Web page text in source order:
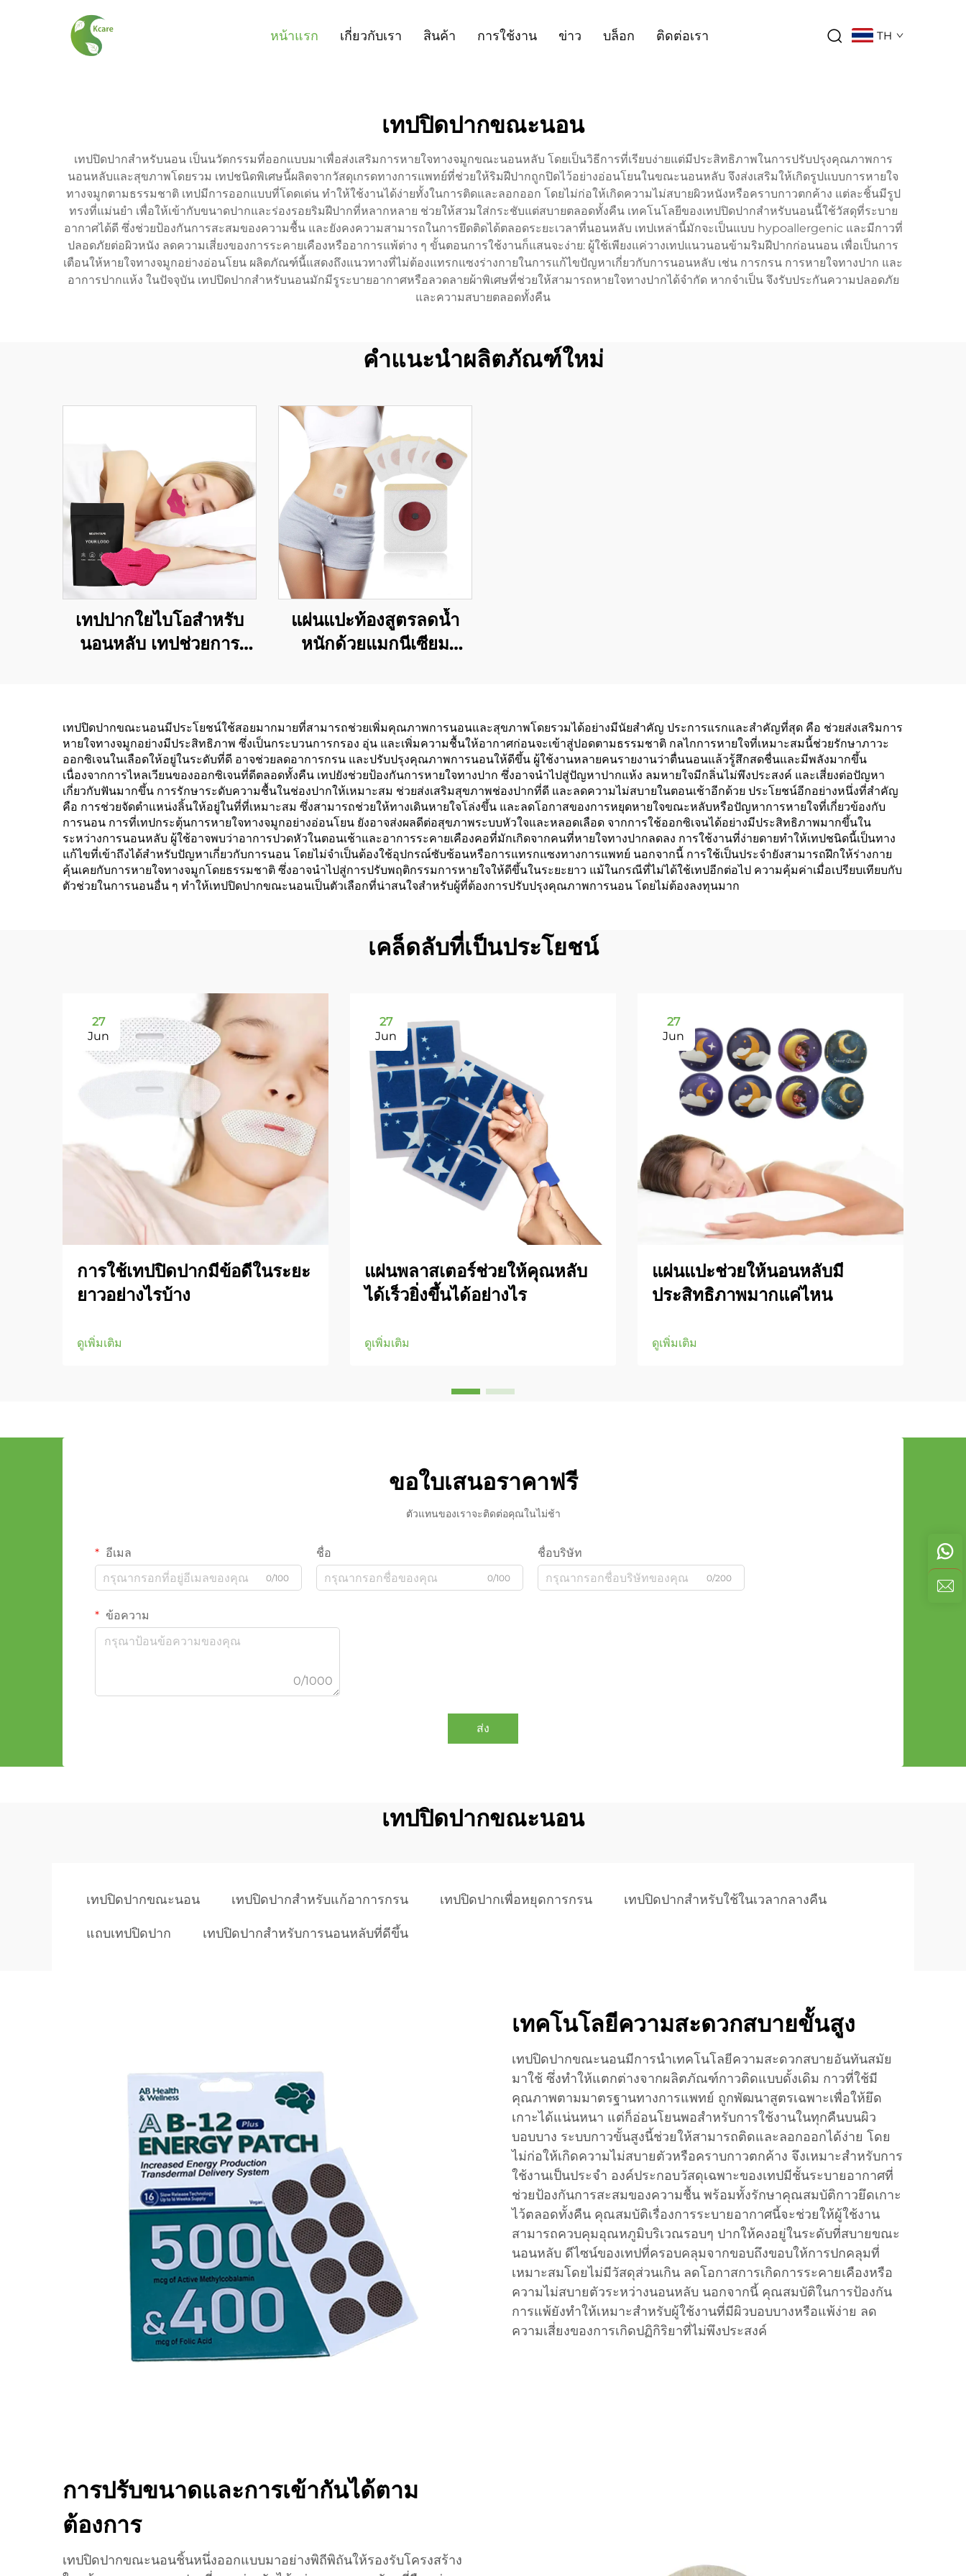
หน้าแรก เกี่ยวกับเรา สินค้า การใช้งาน ข่าว บล็อก ติดต่อเรา TH
เทปปิดปากขณะนอน
เทปปิดปากสำหรับนอน เป็นนวัตกรรมที่ออกแบบมาเพื่อส่งเสริมการหายใจทางจมูกขณะนอนหลับ โดยเป็นวิธีการที่เรียบง่ายแต่มีประสิทธิภาพในการปรับปรุงคุณภาพการ
นอนหลับและสุขภาพโดยรวม เทปชนิดพิเศษนี้ผลิตจากวัสดุเกรดทางการแพทย์ที่ช่วยให้ริมฝีปากถูกปิดไว้อย่างอ่อนโยนในขณะนอนหลับ จึงส่งเสริมให้เกิดรูปแบบการหายใจ
ทางจมูกตามธรรมชาติ เทปมีการออกแบบที่โดดเด่น ทำให้ใช้งานได้ง่ายทั้งในการติดและลอกออก โดยไม่ก่อให้เกิดความไม่สบายผิวหนังหรือคราบกาวตกค้าง แต่ละชิ้นมีรูป
ทรงที่แม่นยำ เพื่อให้เข้ากับขนาดปากและร่องรอยริมฝีปากที่หลากหลาย ช่วยให้สวมใส่กระชับแต่สบายตลอดทั้งคืน เทคโนโลยีของเทปปิดปากสำหรับนอนนี้ใช้วัสดุที่ระบาย
อากาศได้ดี ซึ่งช่วยป้องกันการสะสมของความชื้น และยังคงความสามารถในการยึดติดได้ตลอดระยะเวลาที่นอนหลับ เทปเหล่านี้มักจะเป็นแบบ hypoallergenic และมีกาวที่
ปลอดภัยต่อผิวหนัง ลดความเสี่ยงของการระคายเคืองหรืออาการแพ้ต่าง ๆ ขั้นตอนการใช้งานก็แสนจะง่าย: ผู้ใช้เพียงแค่วางเทปแนวนอนข้ามริมฝีปากก่อนนอน เพื่อเป็นการ
เตือนให้หายใจทางจมูกอย่างอ่อนโยน ผลิตภัณฑ์นี้แสดงถึงแนวทางที่ไม่ต้องแทรกแซงร่างกายในการแก้ไขปัญหาเกี่ยวกับการนอนหลับ เช่น การกรน การหายใจทางปาก และ
อาการปากแห้ง ในปัจจุบัน เทปปิดปากสำหรับนอนมักมีรูระบายอากาศหรือลวดลายผ้าพิเศษที่ช่วยให้สามารถหายใจทางปากได้จำกัด หากจำเป็น จึงรับประกันความปลอดภัย
และความสบายตลอดทั้งคืน
คำแนะนำผลิตภัณฑ์ใหม่
เทปปากใยไบโอสำหรับ
นอนหลับ เทปช่วยการ
แผ่นแปะท้องสูตรลดน้ำ
หนักด้วยแมกนีเซียม
เทปปิดปากขณะนอนมีประโยชน์ใช้สอยมากมายที่สามารถช่วยเพิ่มคุณภาพการนอนและสุขภาพโดยรวมได้อย่างมีนัยสำคัญ ประการแรกและสำคัญที่สุด คือ ช่วยส่งเสริมการ
หายใจทางจมูกอย่างมีประสิทธิภาพ ซึ่งเป็นกระบวนการกรอง อุ่น และเพิ่มความชื้นให้อากาศก่อนจะเข้าสู่ปอดตามธรรมชาติ กลไกการหายใจที่เหมาะสมนี้ช่วยรักษาภาวะ
ออกซิเจนในเลือดให้อยู่ในระดับที่ดี อาจช่วยลดอาการกรน และปรับปรุงคุณภาพการนอนให้ดีขึ้น ผู้ใช้งานหลายคนรายงานว่าตื่นนอนแล้วรู้สึกสดชื่นและมีพลังมากขึ้น
เนื่องจากการไหลเวียนของออกซิเจนที่ดีตลอดทั้งคืน เทปยังช่วยป้องกันการหายใจทางปาก ซึ่งอาจนำไปสู่ปัญหาปากแห้ง ลมหายใจมีกลิ่นไม่พึงประสงค์ และเสี่ยงต่อปัญหา
เกี่ยวกับฟันมากขึ้น การรักษาระดับความชื้นในช่องปากให้เหมาะสม ช่วยส่งเสริมสุขภาพช่องปากที่ดี และลดความไม่สบายในตอนเช้าอีกด้วย ประโยชน์อีกอย่างหนึ่งที่สำคัญ
คือ การช่วยจัดตำแหน่งลิ้นให้อยู่ในที่ที่เหมาะสม ซึ่งสามารถช่วยให้ทางเดินหายใจโล่งขึ้น และลดโอกาสของการหยุดหายใจขณะหลับหรือปัญหาการหายใจที่เกี่ยวข้องกับ
การนอน การที่เทปกระตุ้นการหายใจทางจมูกอย่างอ่อนโยน ยังอาจส่งผลดีต่อสุขภาพระบบหัวใจและหลอดเลือด จากการใช้ออกซิเจนได้อย่างมีประสิทธิภาพมากขึ้นใน
ระหว่างการนอนหลับ ผู้ใช้อาจพบว่าอาการปวดหัวในตอนเช้าและอาการระคายเคืองคอที่มักเกิดจากคนที่หายใจทางปากลดลง การใช้งานที่ง่ายดายทำให้เทปชนิดนี้เป็นทาง
แก้ไขที่เข้าถึงได้สำหรับปัญหาเกี่ยวกับการนอน โดยไม่จำเป็นต้องใช้อุปกรณ์ซับซ้อนหรือการแทรกแซงทางการแพทย์ นอกจากนี้ การใช้เป็นประจำยังสามารถฝึกให้ร่างกาย
คุ้นเคยกับการหายใจทางจมูกโดยธรรมชาติ ซึ่งอาจนำไปสู่การปรับพฤติกรรมการหายใจให้ดีขึ้นในระยะยาว แม้ในกรณีที่ไม่ได้ใช้เทปอีกต่อไป ความคุ้มค่าเมื่อเปรียบเทียบกับ
ตัวช่วยในการนอนอื่น ๆ ทำให้เทปปิดปากขณะนอนเป็นตัวเลือกที่น่าสนใจสำหรับผู้ที่ต้องการปรับปรุงคุณภาพการนอน โดยไม่ต้องลงทุนมาก
เคล็ดลับที่เป็นประโยชน์
27
Jun
การใช้เทปปิดปากมีข้อดีในระยะ
ยาวอย่างไรบ้าง
ดูเพิ่มเติม
27
Jun
แผ่นพลาสเตอร์ช่วยให้คุณหลับ
ได้เร็วยิ่งขึ้นได้อย่างไร
ดูเพิ่มเติม
27
Jun
แผ่นแปะช่วยให้นอนหลับมี
ประสิทธิภาพมากแค่ไหน
ดูเพิ่มเติม
ขอใบเสนอราคาฟรี
ตัวแทนของเราจะติดต่อคุณในไม่ช้า
อีเมล
0/100
ชื่อ
0/100
ชื่อบริษัท
0/200
ข้อความ
0/1000
ส่ง
เทปปิดปากขณะนอน
เทปปิดปากขณะนอน เทปปิดปากสำหรับแก้อาการกรน เทปปิดปากเพื่อหยุดการกรน เทปปิดปากสำหรับใช้ในเวลากลางคืน
แถบเทปปิดปาก เทปปิดปากสำหรับการนอนหลับที่ดีขึ้น
เทคโนโลยีความสะดวกสบายขั้นสูง
เทปปิดปากขณะนอนมีการนำเทคโนโลยีความสะดวกสบายอันทันสมัย
มาใช้ ซึ่งทำให้แตกต่างจากผลิตภัณฑ์กาวติดแบบดั้งเดิม กาวที่ใช้มี
คุณภาพตามมาตรฐานทางการแพทย์ ถูกพัฒนาสูตรเฉพาะเพื่อให้ยึด
เกาะได้แน่นหนา แต่ก็อ่อนโยนพอสำหรับการใช้งานในทุกคืนบนผิว
บอบบาง ระบบกาวขั้นสูงนี้ช่วยให้สามารถติดและลอกออกได้ง่าย โดย
ไม่ก่อให้เกิดความไม่สบายตัวหรือคราบกาวตกค้าง จึงเหมาะสำหรับการ
ใช้งานเป็นประจำ องค์ประกอบวัสดุเฉพาะของเทปมีชั้นระบายอากาศที่
ช่วยป้องกันการสะสมของความชื้น พร้อมทั้งรักษาคุณสมบัติกาวยึดเกาะ
ไว้ตลอดทั้งคืน คุณสมบัติเรื่องการระบายอากาศนี้จะช่วยให้ผู้ใช้งาน
สามารถควบคุมอุณหภูมิบริเวณรอบๆ ปากให้คงอยู่ในระดับที่สบายขณะ
นอนหลับ ดีไซน์ของเทปที่ครอบคลุมจากขอบถึงขอบให้การปกคลุมที่
เหมาะสมโดยไม่มีวัสดุส่วนเกิน ลดโอกาสการเกิดการระคายเคืองหรือ
ความไม่สบายตัวระหว่างนอนหลับ นอกจากนี้ คุณสมบัติในการป้องกัน
การแพ้ยังทำให้เหมาะสำหรับผู้ใช้งานที่มีผิวบอบบางหรือแพ้ง่าย ลด
ความเสี่ยงของการเกิดปฏิกิริยาที่ไม่พึงประสงค์
การปรับขนาดและการเข้ากันได้ตาม
ต้องการ
เทปปิดปากขณะนอนชิ้นหนึ่งออกแบบมาอย่างพิถีพิถันให้รองรับโครงสร้าง